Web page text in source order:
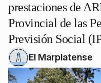
prestaciones de
Provincial de las
Previsión Social
El Marplatense